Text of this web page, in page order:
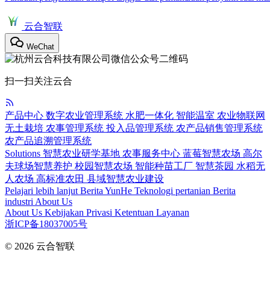
云合智联
WeChat
扫一扫关注云合
产品中心 数字农业管理系统 水肥一体化 智能温室 农业物联网
无土栽培 农事管理系统 投入品管理系统 农产品销售管理系统
农产品追溯管理系统
Solutions 智慧农业研学基地 农事服务中心 蓝莓智慧农场 高尔
夫球场智慧养护 校园智慧农场 智能种苗工厂 智慧茶园 水稻无
人农场 高标准农田 县域智慧农业建设
Pelajari lebih lanjut Berita YunHe Teknologi pertanian Berita
industri About Us
About Us Kebijakan Privasi Ketentuan Layanan
浙ICP备18037005号
© 2026 云合智联